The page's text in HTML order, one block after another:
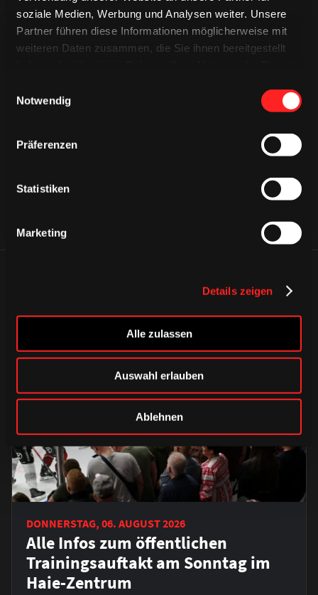
soziale Medien, Werbung und Analysen weiter. Unsere
Partner führen diese Informationen möglicherweise mit
weiteren Daten zusammen, die Sie ihnen bereitgestellt
Notwendig
Präferenzen
Statistiken
Marketing
Details zeigen
Alle zulassen
Auswahl erlauben
Ablehnen
DONNERSTAG, 06. AUGUST 2026
Alle Infos zum öffentlichen
Trainingsauftakt am Sonntag im
Haie-Zentrum